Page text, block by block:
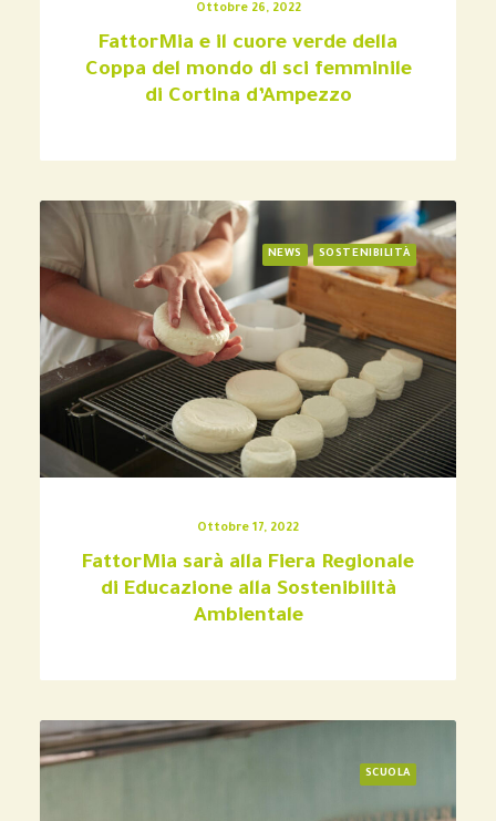
Ottobre 26, 2022
FattorMia e il cuore verde della
Coppa del mondo di sci femminile
di Cortina d’Ampezzo
NEWS SOSTENIBILITÀ
Ottobre 17, 2022
FattorMia sarà alla Fiera Regionale
di Educazione alla Sostenibilità
Ambientale
SCUOLA